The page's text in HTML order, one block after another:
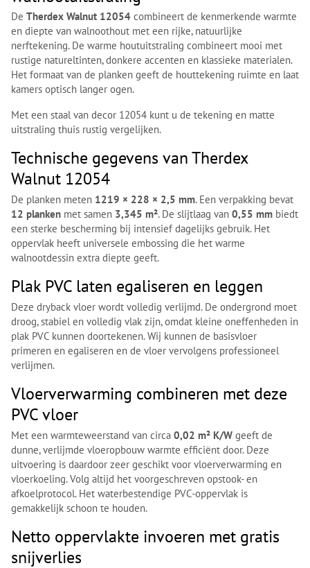
De Therdex Walnut 12054 combineert de kenmerkende warmte
en diepte van walnoothout met een rijke, natuurlijke
nerftekening. De warme houtuitstraling combineert mooi met
rustige natureltinten, donkere accenten en klassieke materialen.
Het formaat van de planken geeft de houttekening ruimte en laat
kamers optisch langer ogen.
Met een staal van decor 12054 kunt u de tekening en matte
uitstraling thuis rustig vergelijken.
Technische gegevens van Therdex
Walnut 12054
De planken meten 1219 × 228 × 2,5 mm. Een verpakking bevat
12 planken met samen 3,345 m². De slijtlaag van 0,55 mm biedt
een sterke bescherming bij intensief dagelijks gebruik. Het
oppervlak heeft universele embossing die het warme
walnootdessin extra diepte geeft.
Plak PVC laten egaliseren en leggen
Deze dryback vloer wordt volledig verlijmd. De ondergrond moet
droog, stabiel en volledig vlak zijn, omdat kleine oneffenheden in
plak PVC kunnen doortekenen. Wij kunnen de basisvloer
primeren en egaliseren en de vloer vervolgens professioneel
verlijmen.
Vloerverwarming combineren met deze
PVC vloer
Met een warmteweerstand van circa 0,02 m² K/W geeft de
dunne, verlijmde vloeropbouw warmte efficiënt door. Deze
uitvoering is daardoor zeer geschikt voor vloerverwarming en
vloerkoeling. Volg altijd het voorgeschreven opstook- en
afkoelprotocol. Het waterbestendige PVC-oppervlak is
gemakkelijk schoon te houden.
Netto oppervlakte invoeren met gratis
snijverlies